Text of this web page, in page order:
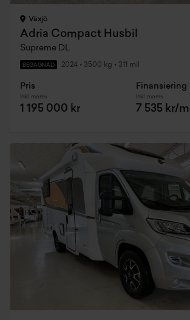
Växjö
Adria Compact Husbil
Supreme DL
BEGAGNAD 2024 • 3500 kg • 311 mil
Pris
Inkl. moms
1 195 000 kr
Finansiering
Inkl. moms
7 535 kr/